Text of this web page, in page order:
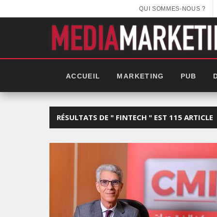
QUI SOMMES-NOUS ?
ACCUEIL MARKETING PUB
RÉSULTATS DE " FINTECH " EST 115 ARTICLE